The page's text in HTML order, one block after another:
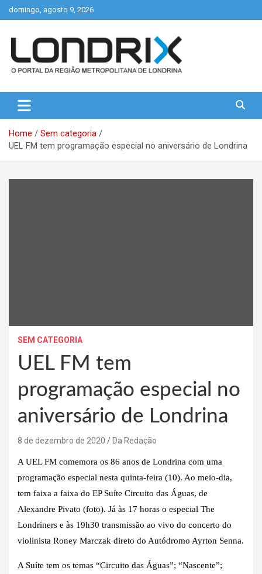
Skip
to
domingo, agosto 9, 2026
Londrix
Home
Sem categoria
UEL FM tem programação especial no aniversário de Londrina
SEM CATEGORIA
UEL FM tem
programação especial no
aniversário de Londrina
8 de dezembro de 2020 Da Redação
A UEL FM comemora os 86 anos de Londrina com uma
programação especial nesta quinta-feira (10). Ao meio-dia,
tem faixa a faixa do EP Suíte Circuito das Águas, de
Alexandre Pivato (foto). Já às 17 horas o especial The
Londriners e às 19h30 transmissão ao vivo do concerto do
violinista Roney Marczak direto do Autódromo Ayrton Senna.
A Suíte tem os temas “Circuito das Águas”; “Nascente”;